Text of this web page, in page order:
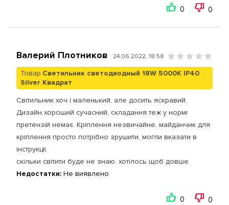
0 0
Валерий Плотников 24.06.2022, 18:58
Товар Светильник светодиодный 18W 5000К IP40
Silver Квадрат
Світильник хоч і маленький, але досить яскравий.
Дизайн хороший сучасний, складання теж у нормі
претензій немає. Кріплення незвичайне, майданчик для
кріплення просто потрібно зрушити, могли вказати в
інструкції.
скільки світити буде не знаю. хотілось щоб довше.
Недостатки: Не виявлено
0 0